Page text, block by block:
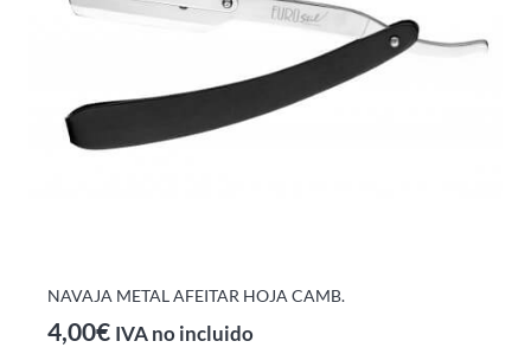
NAVAJA METAL AFEITAR HOJA CAMB.
4,00€ IVA no incluido